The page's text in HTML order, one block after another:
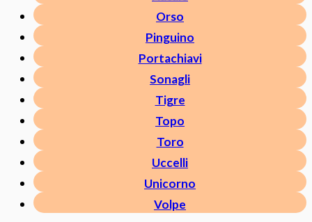
Orso
Pinguino
Portachiavi
Sonagli
Tigre
Topo
Toro
Uccelli
Unicorno
Volpe